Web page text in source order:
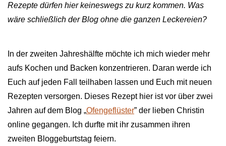
Rezepte dürfen hier keineswegs zu kurz kommen. Was
wäre schließlich der Blog ohne die ganzen Leckereien?
In der zweiten Jahreshälfte möchte ich mich wieder mehr
aufs Kochen und Backen konzentrieren. Daran werde ich
Euch auf jeden Fall teilhaben lassen und Euch mit neuen
Rezepten versorgen. Dieses Rezept hier ist vor über zwei
Jahren auf dem Blog „Ofengeflüster” der lieben Christin
online gegangen. Ich durfte mit ihr zusammen ihren
zweiten Bloggeburtstag feiern.